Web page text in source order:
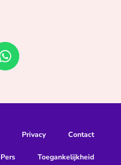
Privacy Contact
Pers Toegankelijkheid